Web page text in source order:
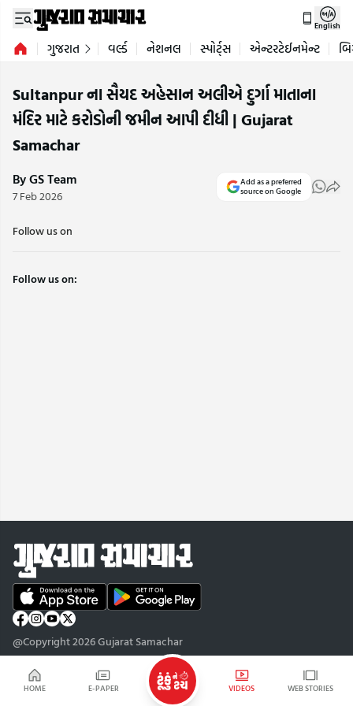
HOME E-PAPER VIDEOS WEB STORIES
English
ગુજરાત વર્લ્ડ નેશનલ સ્પોર્ટ્સ એન્ટરટેઈનમેન્ટ
Sultanpur ના સૈયદ અહેસાન અલીએ દુર્ગા માતાના
મંદિર માટે કરોડોની જમીન આપી દીધી | Gujarat
Samachar
By GS Team
7 Feb 2026
Add as a preferred
source on Google
Follow us on
Follow us on:
@Copyright 2026 Gujarat Samachar